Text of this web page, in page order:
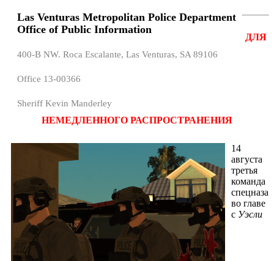
Las Venturas Metropolitan Police Department
Office of Public Information
400-B NW. Roca Escalante, Las Venturas, SA 89106
Office 13-00366
Sheriff Kevin Manderley
ДЛЯ
НЕМЕДЛЕННОГО РАСПРОСТРАНЕНИЯ
14
августа
третья
команда
спецназа
во главе
с Уэсли